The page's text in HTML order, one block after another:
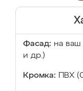
Фасад: на
и др.)
Кромка: ПВХ